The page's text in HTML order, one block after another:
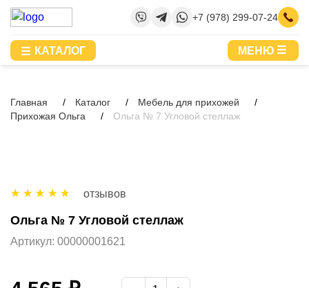
+7 (978) 299-07-24
КАТАЛОГ МЕНЮ
Главная Каталог
Мебель для прихожей
Прихожая Ольга
Ольга № 7 Угловой стеллаж
отзывов
Ольга № 7 Угловой стеллаж
Артикул: 00000001621